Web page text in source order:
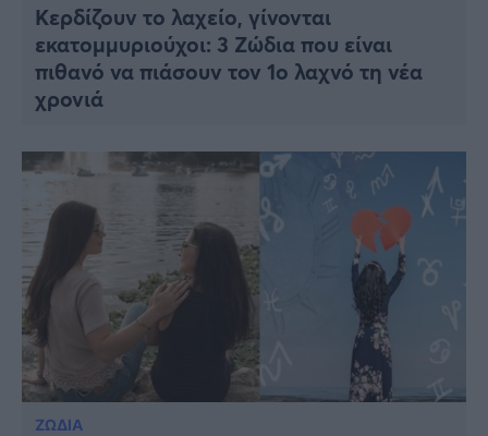
Κερδίζουν το λαχείο, γίνονται
εκατομμυριούχοι: 3 Ζώδια που είναι
πιθανό να πιάσουν τον 1ο λαχνό τη νέα
χρονιά
ΖΩΔΙΑ